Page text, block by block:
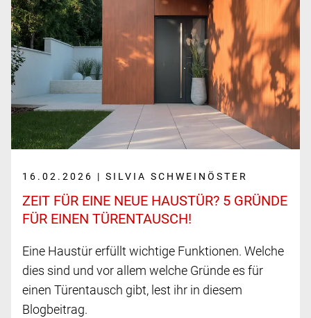
16.02.2026 | SILVIA SCHWEINÖSTER
ZEIT FÜR EINE NEUE HAUS­TÜR? 5 GRÜNDE
FÜR EINEN TÜREN­TAUSCH!
Eine Haustür erfüllt wichtige Funktionen. Welche
dies sind und vor allem welche Gründe es für
einen Türentausch gibt, lest ihr in diesem
Blogbeitrag.